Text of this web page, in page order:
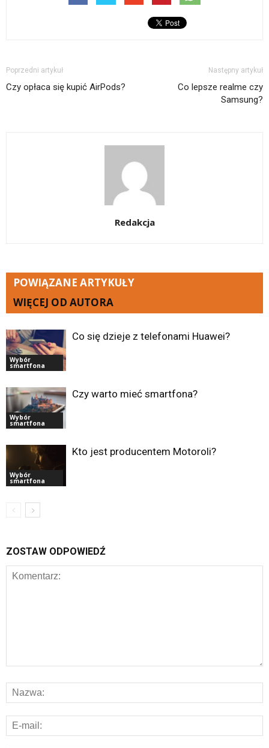
Poprzedni artykuł
Czy opłaca się kupić AirPods?
Następny artykuł
Co lepsze realme czy
Samsung?
Redakcja
POWIĄZANE ARTYKUŁY
WIĘCEJ OD AUTORA
Wybór
smartfona
Co się dzieje z telefonami Huawei?
Wybór
smartfona
Czy warto mieć smartfona?
Wybór
smartfona
Kto jest producentem Motoroli?
ZOSTAW ODPOWIEDŹ